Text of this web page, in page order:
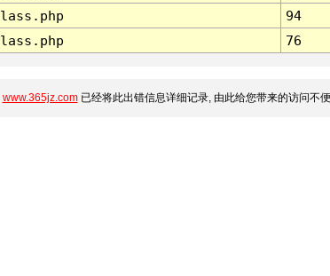
94
76
www.365jz.com已经将此出错信息详细记录, 由此给您带来的访问不